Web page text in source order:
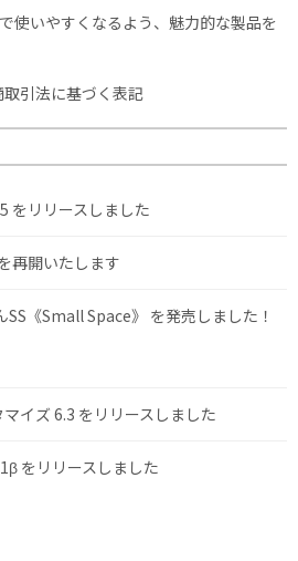
使いやすくなるよう、魅力的な製品を
引法に基づく表記
をリリースしました
再開いたします
SS《Small Space》 を発売しました！
イズ 6.3 をリリースしました
をリリースしました